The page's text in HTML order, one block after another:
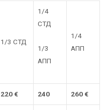
1/3 СТД
1/4
СТД
1/3
АПП
1/4
АПП
220 € 240 260 €